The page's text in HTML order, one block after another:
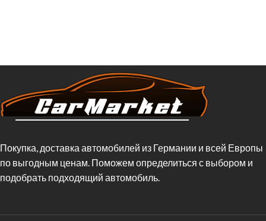
Покупка, доставка автомобилей из Германии и всей Европы
по выгодным ценам. Поможем определиться с выбором и
подобрать подходящий автомобиль.